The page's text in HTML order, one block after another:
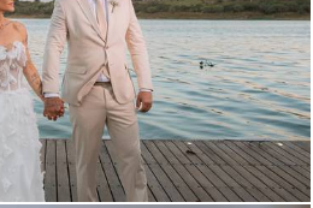
454 0